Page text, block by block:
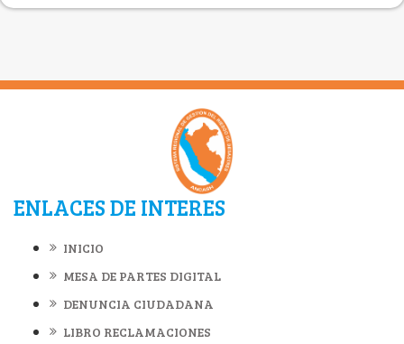
ENLACES DE INTERES
INICIO
MESA DE PARTES DIGITAL
DENUNCIA CIUDADANA
LIBRO RECLAMACIONES